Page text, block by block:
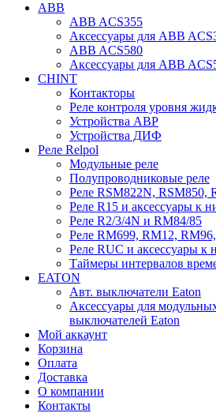
ABB
ABB ACS355
Аксессуары для ABB
ABB ACS580
Аксессуары для ABB
CHINT
Контакторы
Реле контроля уровня
Устройства АВР
Устройства ДИФ
Реле Relpol
Модульные реле
Полупроводниковые реле
Реле RSM822N, RSM850,
Реле R15 и аксессуары к
Реле R2/3/4N и RM84/85
Реле RM699, RM12,
Реле RUC и аксессуары к
Таймеры интервалов
EATON
Авт. выключатели Eaton
Аксессуары для
выключателей Eaton
Мой аккаунт
Корзина
Оплата
Доставка
О компании
Контакты